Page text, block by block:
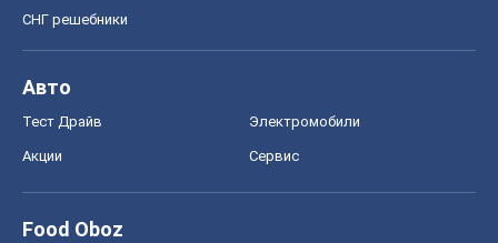
СНГ решебники
Авто
Тест Драйв Электромобили
Акции Сервис
Food Oboz